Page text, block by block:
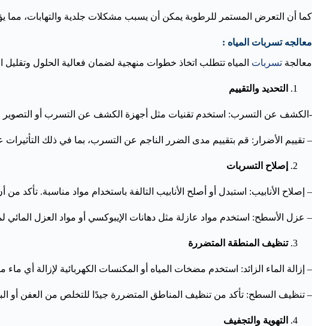
كما أن التعرض المستمر للرطوبة يمكن أن يسبب مشكلات جلدية والتهابات، مما
معالجه تسربات المياه :
معالجة تسربات المياه تتطلب اتخاذ خطوات منهجية لضمان فعالية الحلول وتقليل
التحديد والتقييم
-الكشف عن التسرب: استخدم تقنيات مثل أجهزة الكشف عن التسرب أو التصوير
– تقييم الأضرار: قم بتقييم مدى الضرر الناجم عن التسرب، بما في ذلك التأثيرات
إصلاح التسربات
– إصلاح الأنابيب: استبدل أو أصلح الأنابيب التالفة باستخدام مواد مناسبة. تأكد
– عزل الأسطح: استخدم مواد عازلة مثل دهانات الإيبوكسي أو مواد العزل المائي
تنظيف المنطقة المتضررة
– إزالة الماء الزائد: استخدم مضخات المياه أو المكنسات الكهربائية لإزالة أي ماء
– تنظيف السطح: تأكد من تنظيف المناطق المتضررة جيدًا للتخلص من العفن أو
التهوية والتجفيف